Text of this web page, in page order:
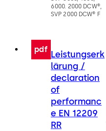
6000. 2000 DCW®,
SVP 2000 DCW® F
pdf Leistungserk
lärung /
declaration
of
performanc
e EN 12209
RR